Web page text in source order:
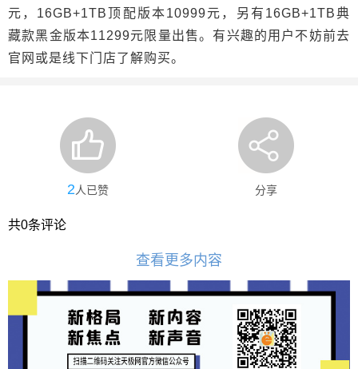
元，16GB+1TB顶配版本10999元，另有16GB+1TB典
藏款黑金版本11299元限量出售。有兴趣的用户不妨前去
官网或是线下门店了解购买。
2人已赞 分享
共0条评论
查看更多内容